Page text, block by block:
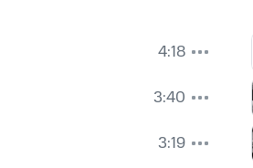
4:18
3:40
3:19